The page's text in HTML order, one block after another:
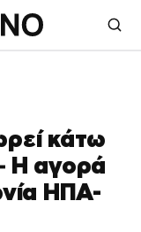
κάτω
Η αγορά
ΗΠΑ-